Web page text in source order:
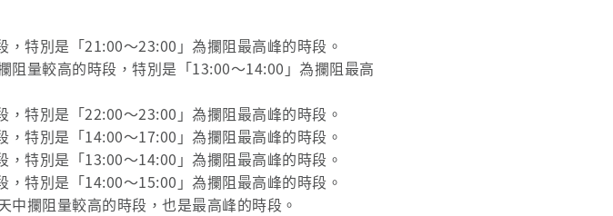
特別是「21:00～23:00」為攔阻最高峰的時段。
量較高的時段，特別是「13:00～14:00」為攔阻最高
特別是「22:00～23:00」為攔阻最高峰的時段。
特別是「14:00～17:00」為攔阻最高峰的時段。
特別是「13:00～14:00」為攔阻最高峰的時段。
特別是「14:00～15:00」為攔阻最高峰的時段。
攔阻量較高的時段，也是最高峰的時段。